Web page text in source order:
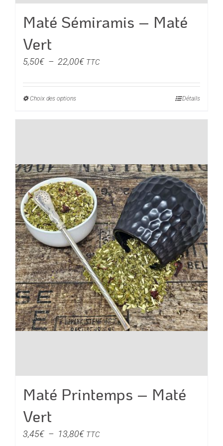
Maté Sémiramis – Maté
Vert
5,50€ – 22,00€Plage
prix :
TTC
Choix des optionsCe
Les
options
peuvent
être
choisies
sur
la
page
du
produit
Détails
Maté Printemps – Maté
Vert
3,45€ – 13,80€Plage
TTC